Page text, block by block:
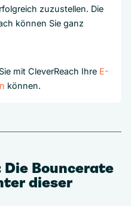
zuzustellen. Die
können Sie ganz
mit CleverReach Ihre E-
können.
Bouncerate
dieser